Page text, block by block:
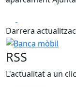
Darrera
Banca mòbil
RSS
L'actualitat a un clic